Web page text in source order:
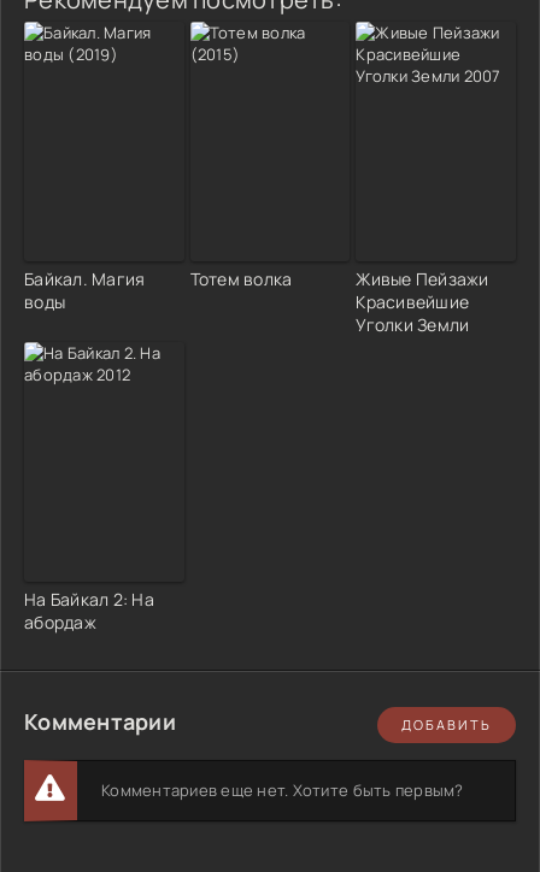
Байкал. Магия
воды
Тотем волка
Живые Пейзажи
Красивейшие
Уголки Земли
На Байкал 2: На
абордаж
Комментарии ДОБАВИТЬ
Комментариев еще нет. Хотите быть первым?